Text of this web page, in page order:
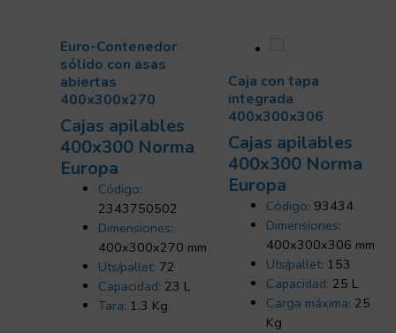
Euro-Contenedor
sólido con asas
abiertas
400x300x270
Cajas apilables
400x300 Norma
Europa
Código:
2343750502
Dimensiones:
400x300x270 mm
Uts/pallet: 72
Capacidad: 23 L
Tara: 1.3 Kg
Caja con tapa
integrada
400x300x306
Cajas apilables
400x300 Norma
Europa
Código: 93434
Dimensiones:
400x300x306 mm
Uts/pallet: 153
Capacidad: 25 L
Carga máxima: 25
Kg